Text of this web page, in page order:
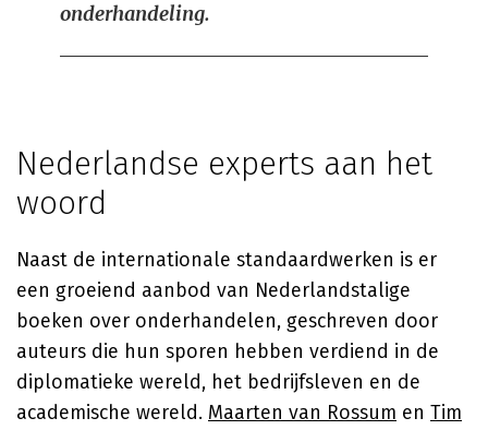
onderhandeling.
Nederlandse experts aan het
woord
Naast de internationale standaardwerken is er
een groeiend aanbod van Nederlandstalige
boeken over onderhandelen, geschreven door
auteurs die hun sporen hebben verdiend in de
diplomatieke wereld, het bedrijfsleven en de
academische wereld. Maarten van Rossum en Tim